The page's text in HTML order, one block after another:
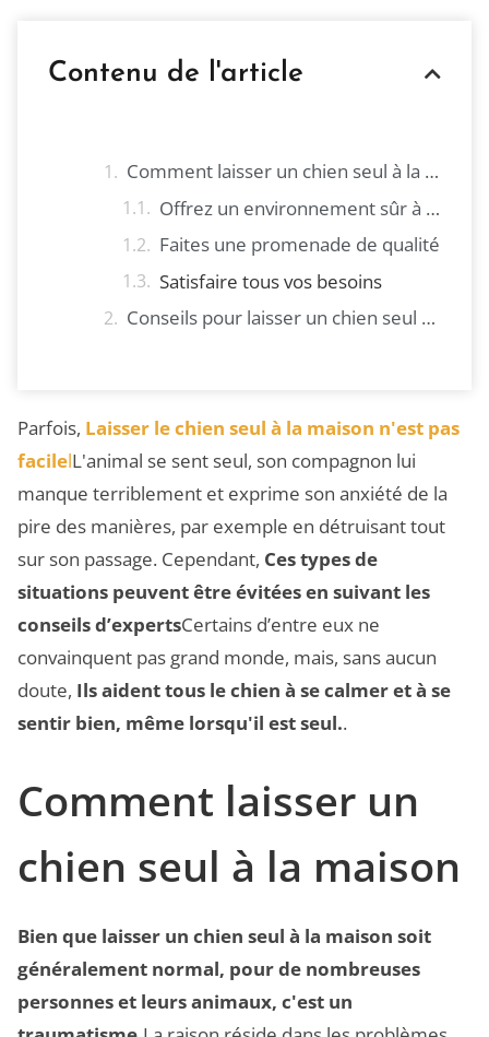
Contenu de l'article
Comment laisser un chien seul à la maison
Offrez un environnement sûr à votre chien
Faites une promenade de qualité
Satisfaire tous vos besoins
Conseils pour laisser un chien seul à la maison
Parfois, Laisser le chien seul à la maison n'est pas
facilelL'animal se sent seul, son compagnon lui
manque terriblement et exprime son anxiété de la
pire des manières, par exemple en détruisant tout
sur son passage. Cependant, Ces types de
situations peuvent être évitées en suivant les
conseils d’expertsCertains d’entre eux ne
convainquent pas grand monde, mais, sans aucun
doute, Ils aident tous le chien à se calmer et à se
sentir bien, même lorsqu'il est seul..
Comment laisser un
chien seul à la maison
Bien que laisser un chien seul à la maison soit
généralement normal, pour de nombreuses
personnes et leurs animaux, c'est un